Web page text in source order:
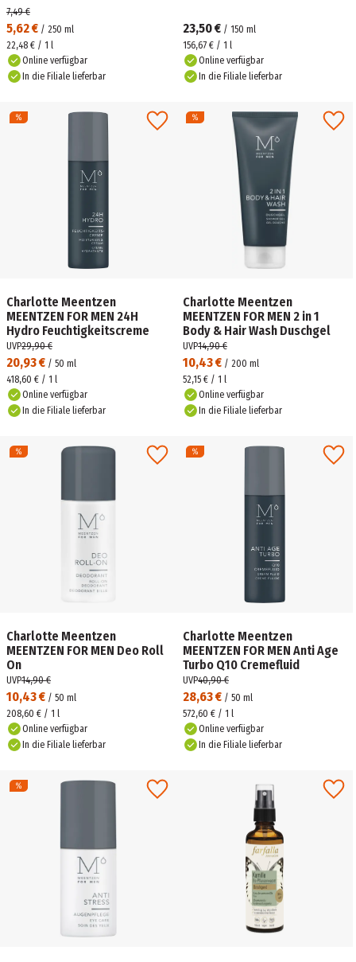
5,62 € / 250 ml
7,49 €
22,48 € / 1 l
Online verfügbar
In die Filiale lieferbar
23,50 € / 150 ml
156,67 € / 1 l
Online verfügbar
In die Filiale lieferbar
Charlotte Meentzen
MEENTZEN FOR MEN 24H
Hydro Feuchtigkeitscreme
20,93 € / 50 ml
UVP29,90 €
418,60 € / 1 l
Online verfügbar
In die Filiale lieferbar
Charlotte Meentzen
MEENTZEN FOR MEN 2 in 1
Body & Hair Wash Duschgel
10,43 € / 200 ml
UVP14,90 €
52,15 € / 1 l
Online verfügbar
In die Filiale lieferbar
Charlotte Meentzen
MEENTZEN FOR MEN Deo Roll
On
10,43 € / 50 ml
UVP14,90 €
208,60 € / 1 l
Online verfügbar
In die Filiale lieferbar
Charlotte Meentzen
MEENTZEN FOR MEN Anti Age
Turbo Q10 Cremefluid
28,63 € / 50 ml
UVP40,90 €
572,60 € / 1 l
Online verfügbar
In die Filiale lieferbar